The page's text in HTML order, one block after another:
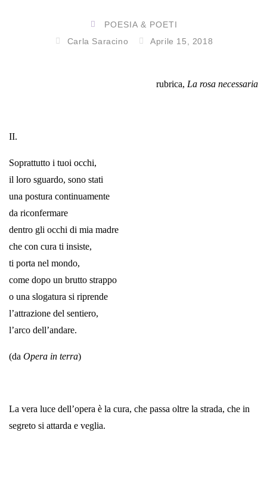
POESIA & POETI
Carla Saracino
Aprile 15, 2018
rubrica, La rosa necessaria
II.
Soprattutto i tuoi occhi,
il loro sguardo, sono stati
una postura continuamente
da riconfermare
dentro gli occhi di mia madre
che con cura ti insiste,
ti porta nel mondo,
come dopo un brutto strappo
o una slogatura si riprende
l’attrazione del sentiero,
l’arco dell’andare.
(da Opera in terra)
La vera luce dell’opera è la cura, che passa oltre la strada, che in
segreto si attarda e veglia.